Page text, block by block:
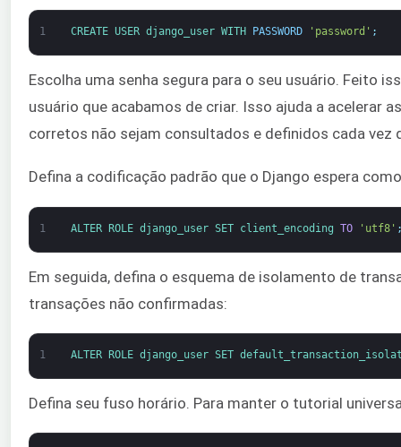
1 CREATE USER django_user WITH PASSWORD 'password' ;
Escolha uma senha segura para o seu usuário. Feito
usuário que acabamos de criar. Isso ajuda a acelerar
corretos não sejam consultados e definidos cada vez
Defina a codificação padrão que o Django espera
1 ALTER ROLE django_user SET client_encoding TO 'utf8'
Em seguida, defina o esquema de isolamento de
transações não confirmadas:
1 ALTER ROLE django_user SET
Defina seu fuso horário. Para manter o tutorial